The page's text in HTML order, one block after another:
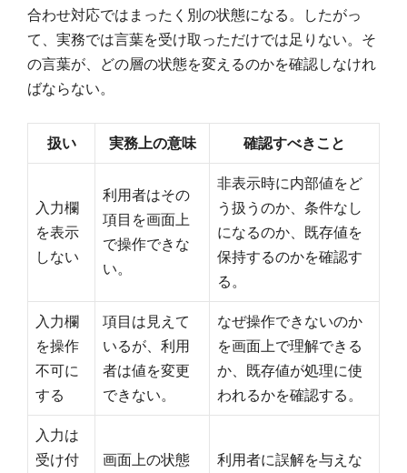
合わせ対応ではまったく別の状態になる。したがっ
て、実務では言葉を受け取っただけでは足りない。そ
の言葉が、どの層の状態を変えるのかを確認しなけれ
ばならない。
扱い 実務上の意味 確認すべきこと
入力欄
を表示
しない
利用者はその
項目を画面上
で操作できな
い。
非表示時に内部値をど
う扱うのか、条件なし
になるのか、既存値を
保持するのかを確認す
る。
入力欄
を操作
不可に
する
項目は見えて
いるが、利用
者は値を変更
できない。
なぜ操作できないのか
を画面上で理解できる
か、既存値が処理に使
われるかを確認する。
入力は
受け付
画面上の状態
利用者に誤解を与えな